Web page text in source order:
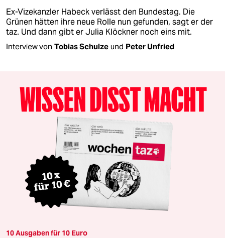
Ex-Vizekanzler Habeck verlässt den Bundestag. Die
Grünen hätten ihre neue Rolle nun gefunden, sagt er der
taz. Und dann gibt er Julia Klöckner noch eins mit.
Interview von Tobias Schulze und Peter Unfried
10 Ausgaben für 10 Euro